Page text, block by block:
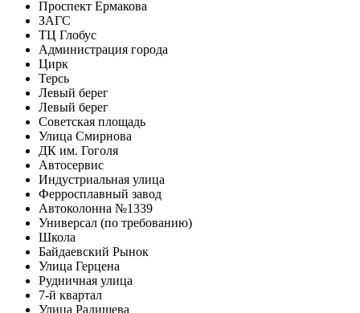
Проспект Ермакова
ЗАГС
ТЦ Глобус
Администрация города
Цирк
Терсь
Левый берег
Левый берег
Советская площадь
Улица Смирнова
ДК им. Гоголя
Автосервис
Индустриальная улица
Ферросплавный завод
Автоколонна №1339
Универсал (по требованию)
Школа
Байдаевский Рынок
Улица Герцена
Рудничная улица
7-й квартал
Улица Радищева